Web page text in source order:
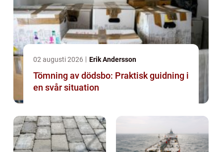
02 augusti 2026 Erik Andersson
Tömning av dödsbo: Praktisk guidning i
en svår situation